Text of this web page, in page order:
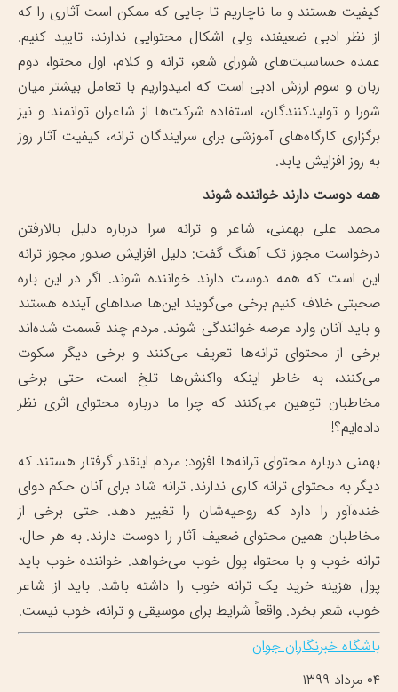
کیفیت هستند و ما ناچاریم تا جایی که ممکن است آثاری را که
از نظر ادبی ضعیفند، ولی اشکال محتوایی ندارند، تایید کنیم.
عمده حساسیت‌های شورای شعر، ترانه و کلام، اول محتوا، دوم
زبان و سوم ارزش ادبی است که امیدواریم با تعامل بیشتر میان
شورا و تولیدکنندگان، استفاده شرکت‌ها از شاعران توانمند و نیز
برگزاری کارگاه‌های آموزشی برای سرایندگان ترانه، کیفیت آثار روز
به روز افزایش یابد.
همه دوست دارند خواننده شوند
محمد علی بهمنی، شاعر و ترانه سرا درباره دلیل بالارفتن
درخواست مجوز تک آهنگ گفت: دلیل افزایش صدور مجوز ترانه
این است که همه دوست دارند خواننده شوند. اگر در این باره
صحبتی خلاف کنیم برخی می‌گویند این‌ها صدا‌های آینده هستند
و باید آنان وارد عرصه خوانندگی شوند. مردم چند قسمت شده‌اند
برخی از محتوای ترانه‌ها تعریف می‌کنند و برخی دیگر سکوت
می‌کنند، به خاطر اینکه واکنش‌ها تلخ است، حتی برخی
مخاطبان توهین می‌کنند که چرا ما درباره محتوای اثری نظر
داده‌ایم؟!
بهمنی درباره محتوای ترانه‌ها افزود: مردم اینقدر گرفتار هستند که
دیگر به محتوای ترانه کاری ندارند. ترانه شاد برای آنان حکم دوای
خنده‌آور را دارد که روحیه‌شان را تغییر دهد. حتی برخی از
مخاطبان همین محتوای ضعیف آثار را دوست دارند. به هر حال،
ترانه خوب و با محتوا، پول خوب می‌خواهد. خواننده خوب باید
پول هزینه خرید یک ترانه خوب را داشته باشد. باید از شاعر
خوب، شعر بخرد. واقعاً شرایط برای موسیقی و ترانه، خوب نیست.
باشگاه خبرنگاران جوان
۰۴ مرداد ۱۳۹۹